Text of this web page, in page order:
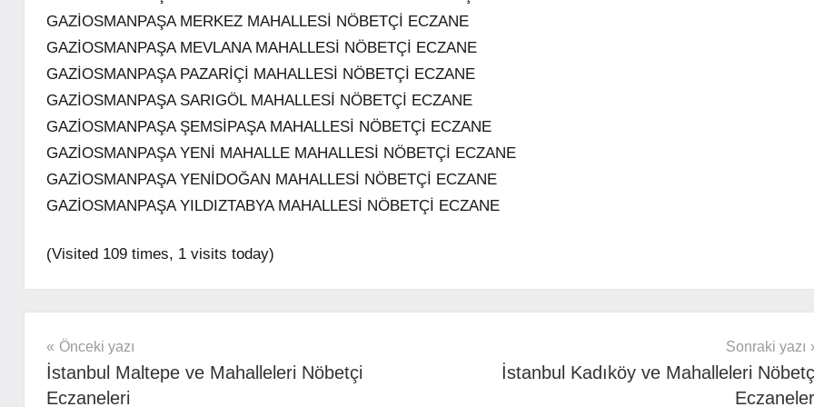
GAZİOSMANPAŞA MERKEZ MAHALLESİ NÖBETÇİ ECZANE
GAZİOSMANPAŞA MEVLANA MAHALLESİ NÖBETÇİ ECZANE
GAZİOSMANPAŞA PAZARİÇİ MAHALLESİ NÖBETÇİ ECZANE
GAZİOSMANPAŞA SARIGÖL MAHALLESİ NÖBETÇİ ECZANE
GAZİOSMANPAŞA ŞEMSİPAŞA MAHALLESİ NÖBETÇİ ECZANE
GAZİOSMANPAŞA YENİ MAHALLE MAHALLESİ NÖBETÇİ ECZANE
GAZİOSMANPAŞA YENİDOĞAN MAHALLESİ NÖBETÇİ ECZANE
GAZİOSMANPAŞA YILDIZTABYA MAHALLESİ NÖBETÇİ ECZANE
(Visited 109 times, 1 visits today)
Yazı
gezinmesi
Önceki yazı
İstanbul Maltepe ve Mahalleleri Nöbetçi
Eczaneleri
Sonraki yazı
İstanbul Kadıköy ve Mahalleleri